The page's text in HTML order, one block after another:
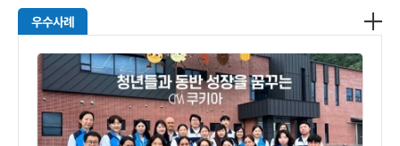
우수사례